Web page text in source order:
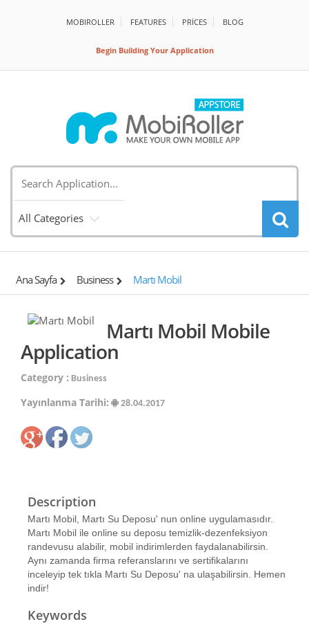
MOBIROLLER FEATURES PRİCES BLOG
Begin Building Your Application
All Categories
Ana Sayfa Business Martı Mobil
Martı Mobil Mobile
Application
Category : Business
Yayınlanma Tarihi: 28.04.2017
Description
Martı Mobil, Martı Su Deposu' nun online uygulamasıdır.
Martı Mobil ile online su deposu temizlik-dezenfeksiyon
randevusu alabilir, mobil indirimlerden faydalanabilirsin.
Aynı zamanda firma referanslarını ve sertifikalarını
inceleyip tek tıkla Martı Su Deposu' na ulaşabilirsin. Hemen
indir!
Keywords